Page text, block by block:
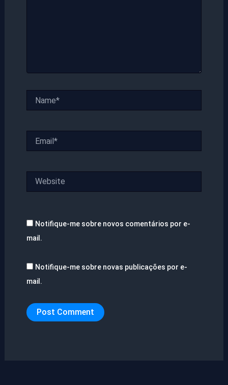
Notifique-me sobre novos comentários por e-
mail.
Notifique-me sobre novas publicações por e-
mail.